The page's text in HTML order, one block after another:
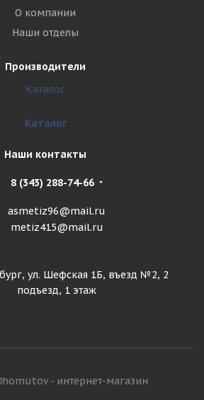
О компании
Наши отделы
Производители
Каталог
Каталог
Наши контакты
8 (343) 288-74-66
asmetiz96@mail.ru
metiz415@mail.ru
ул. Шефская 1Б, въезд №2, 2
подъезд, 1 этаж
- интернет-магазин